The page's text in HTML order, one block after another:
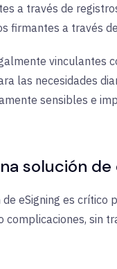
a través de
firmantes a través
vinculantes
las necesidades
sensibles e
solución
eSigning es
complicaciones, sin